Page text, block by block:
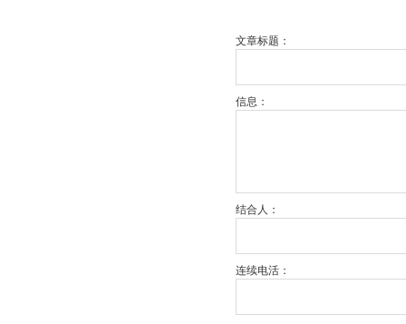
文章标题：
信息：
结合人：
连续电活：